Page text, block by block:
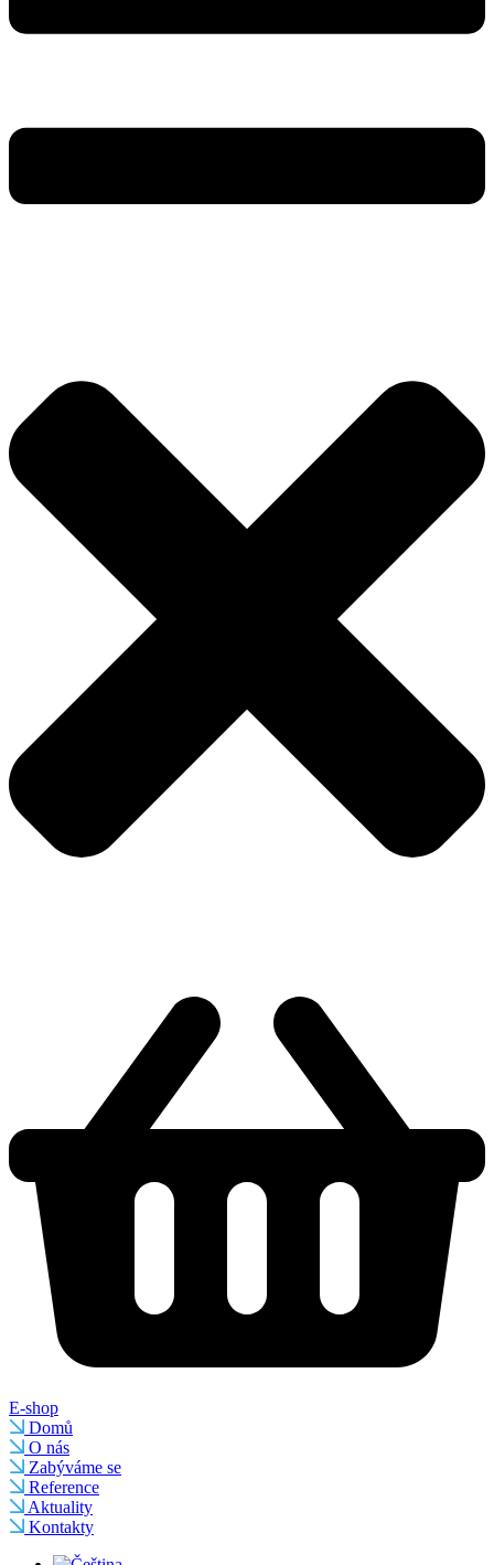
E-shop
Domů
O nás
Zabýváme se
Reference
Aktuality
Kontakty